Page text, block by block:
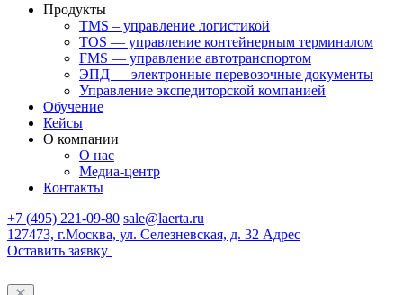
Продукты
TMS – управление логистикой
TOS — управление контейнерным терминалом
FMS — управление автотранспортом
ЭПД — электронные перевозочные документы
Управление экспедиторской компанией
Обучение
Кейсы
О компании
О нас
Медиа-центр
Контакты
+7 (495) 221-09-80 sale@laerta.ru
127473, г.Москва, ул. Селезневская, д. 32 Адрес
Оставить заявку